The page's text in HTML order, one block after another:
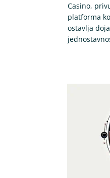
Casino,
platforma
ostavlja